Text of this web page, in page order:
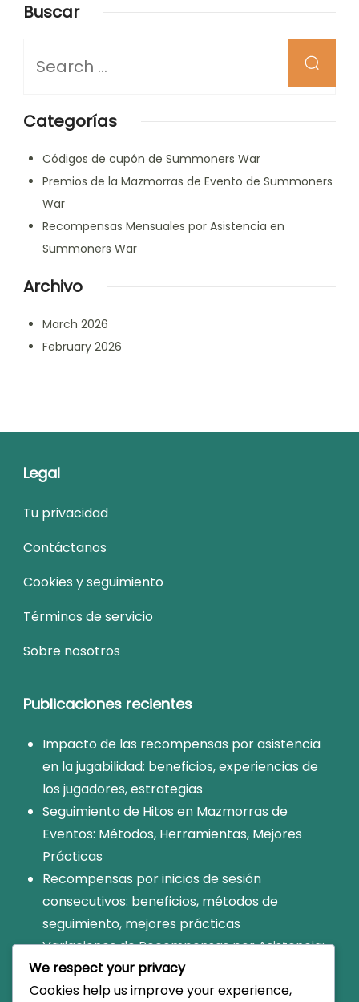
Buscar
for
Categorías
Códigos de cupón de Summoners War
Premios de la Mazmorras de Evento de Summoners
War
Recompensas Mensuales por Asistencia en
Summoners War
Archivo
March 2026
February 2026
Legal
Tu privacidad
Contáctanos
Cookies y seguimiento
Términos de servicio
Sobre nosotros
Publicaciones recientes
Impacto de las recompensas por asistencia
en la jugabilidad: beneficios, experiencias de
los jugadores, estrategias
Seguimiento de Hitos en Mazmorras de
Eventos: Métodos, Herramientas, Mejores
Prácticas
Recompensas por inicios de sesión
consecutivos: beneficios, métodos de
seguimiento, mejores prácticas
Variaciones de Recompensas por Asistencia:
Diferencias por mes, Eventos especiales,
Cómo maximizar
We respect your privacy
Cookies help us improve your experience,